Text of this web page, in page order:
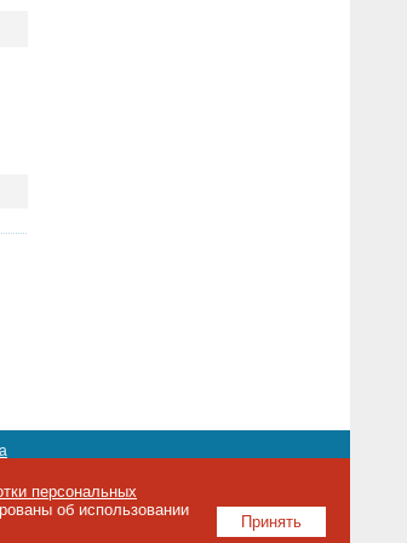
Принять
персональных
об использовании